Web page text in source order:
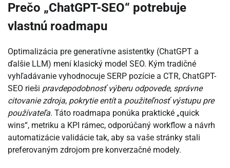
Prečo „ChatGPT-SEO“ potrebuje
vlastnú roadmapu
Optimalizácia pre generatívne asistentky (ChatGPT a
ďalšie LLM) mení klasický model SEO. Kým tradičné
vyhľadávanie vyhodnocuje SERP pozície a CTR, ChatGPT-
SEO rieši pravdepodobnosť výberu odpovede, správne
citovanie zdroja, pokrytie entíta použiteľnosť výstupu pre
používateľa. Táto roadmapa ponúka praktické „quick
wins“, metriku a KPI rámec, odporúčaný workflow a návrh
automatizácie validácie tak, aby sa vaše stránky stali
preferovaným zdrojom pre konverzačné modely.